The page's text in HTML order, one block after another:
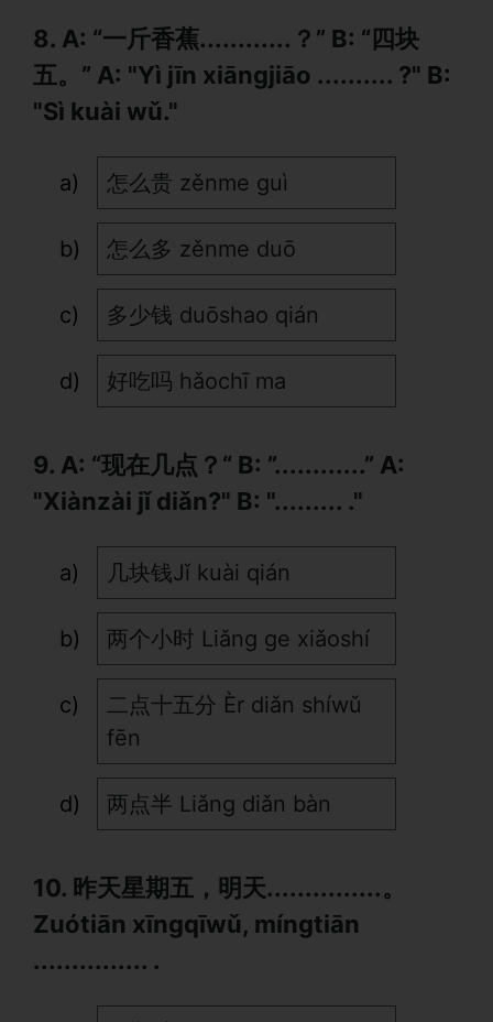
8. A: “一斤香蕉............？” B: “四块
五。” A: "Yì jīn xiāngjiāo .......... ?" B:
"Sì kuài wǔ."
怎么贵 zěnme guì
怎么多 zěnme duō
多少钱 duōshao qián
好吃吗 hǎochī ma
9. A: “现在几点？“ B: ”............” A:
"Xiànzài jǐ diǎn?" B: "......... ."
几块钱Jǐ kuài qián
两个小时 Liǎng ge xiǎoshí
二点十五分 Èr diǎn shíwǔ
fēn
两点半 Liǎng diǎn bàn
10. 昨天星期五，明天...............。
Zuótiān xīngqīwǔ, míngtiān
............... .